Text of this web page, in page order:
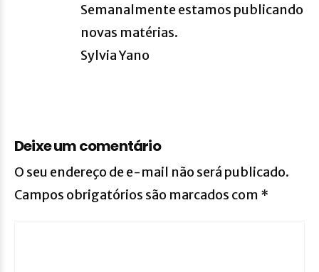
Semanalmente estamos publicando
novas matérias.
Sylvia Yano
Deixe um comentário
O seu endereço de e-mail não será publicado.
Campos obrigatórios são marcados com *